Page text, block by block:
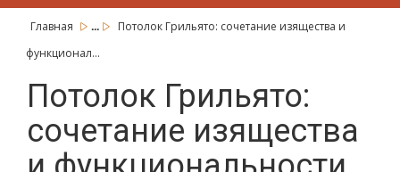
Главная ...
Потолок Грильято: сочетание изящества и
функционал...
Потолок Грильято:
сочетание изящества